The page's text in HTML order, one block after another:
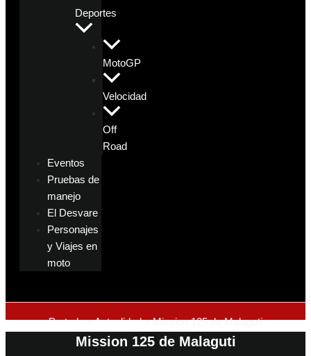
Deportes
MotoGP
Velocidad
Off
Road
Eventos
Pruebas de
manejo
El Desvare
Personajes
y Viajes en
moto
Portada»Actualidad»Mission 125 de Malaguti
Mission 125 de Malaguti